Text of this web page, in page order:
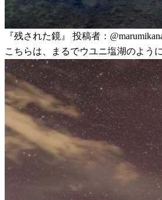
『残された鏡』 投稿者：
こちらは、まるでウユニ塩湖のよう